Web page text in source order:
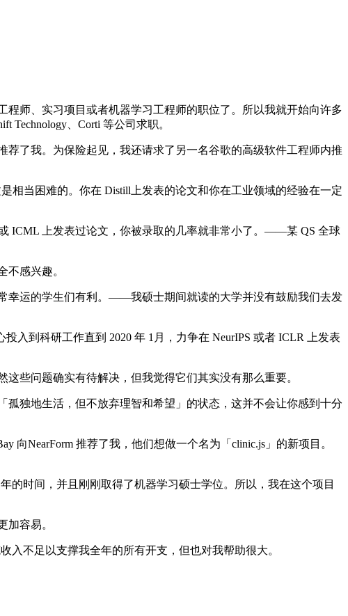
师、实习项目或者机器学习工程师的职位了。所以我就开始向许多
Technology、Corti 等公司求职。
了我。为保险起见，我还请求了另一名谷歌的高级软件工程师内推
当困难的。你在 Distill上发表的论文和你在工业领域的经验在一定
ICML 上发表过论文，你被录取的几率就非常小了。——某 QS 全球
感兴趣。
运的学生们有利。——我硕士期间就读的大学并没有鼓励我们去发
到科研工作直到 2020 年 1月，力争在 NeurIPS 或者 ICLR 上发表
些问题确实有待解决，但我觉得它们其实没有那么重要。
独地生活，但不放弃理智和希望」的状态，这并不会让你感到十分
NearForm 推荐了我，他们想做一个名为「clinic.js」的新项目。
时间，并且刚刚取得了机器学习硕士学位。所以，我在这个项目
容易。
不足以支撑我全年的所有开支，但也对我帮助很大。